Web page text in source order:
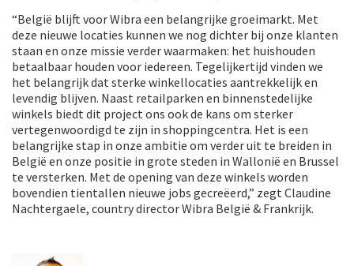
“België blijft voor Wibra een belangrijke groeimarkt. Met
deze nieuwe locaties kunnen we nog dichter bij onze klanten
staan en onze missie verder waarmaken: het huishouden
betaalbaar houden voor iedereen. Tegelijkertijd vinden we
het belangrijk dat sterke winkellocaties aantrekkelijk en
levendig blijven. Naast retailparken en binnenstedelijke
winkels biedt dit project ons ook de kans om sterker
vertegenwoordigd te zijn in shoppingcentra. Het is een
belangrijke stap in onze ambitie om verder uit te breiden in
België en onze positie in grote steden in Wallonië en Brussel
te versterken. Met de opening van deze winkels worden
bovendien tientallen nieuwe jobs gecreëerd,” zegt Claudine
Nachtergaele, country director Wibra België & Frankrijk.